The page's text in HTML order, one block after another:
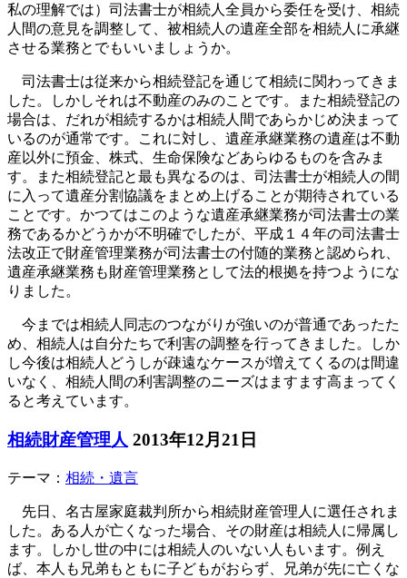
私の理解では）司法書士が相続人全員から委任を受け、相続
人間の意見を調整して、被相続人の遺産全部を相続人に承継
させる業務とでもいいましょうか。
司法書士は従来から相続登記を通じて相続に関わってきま
した。しかしそれは不動産のみのことです。また相続登記の
場合は、だれが相続するかは相続人間であらかじめ決まって
いるのが通常です。これに対し、遺産承継業務の遺産は不動
産以外に預金、株式、生命保険などあらゆるものを含みま
す。また相続登記と最も異なるのは、司法書士が相続人の間
に入って遺産分割協議をまとめ上げることが期待されている
ことです。かつてはこのような遺産承継業務が司法書士の業
務であるかどうかが不明確でしたが、平成１４年の司法書士
法改正で財産管理業務が司法書士の付随的業務と認められ、
遺産承継業務も財産管理業務として法的根拠を持つようにな
りました。
今までは相続人同志のつながりが強いのが普通であったた
め、相続人は自分たちで利害の調整を行ってきました。しか
し今後は相続人どうしが疎遠なケースが増えてくるのは間違
いなく、相続人間の利害調整のニーズはますます高まってく
ると考えています。
相続財産管理人 2013年12月21日
テーマ： 相続・遺言
先日、名古屋家庭裁判所から相続財産管理人に選任されま
した。ある人が亡くなった場合、その財産は相続人に帰属し
ます。しかし世の中には相続人のいない人もいます。例え
ば、本人も兄弟もともに子どもがおらず、兄弟が先に亡くな